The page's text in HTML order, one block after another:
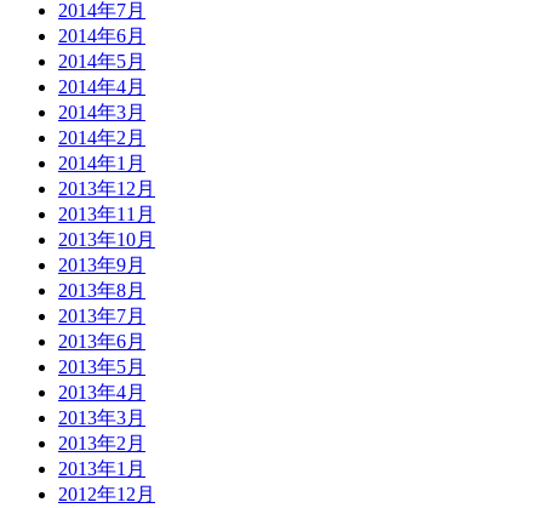
2014年7月
2014年6月
2014年5月
2014年4月
2014年3月
2014年2月
2014年1月
2013年12月
2013年11月
2013年10月
2013年9月
2013年8月
2013年7月
2013年6月
2013年5月
2013年4月
2013年3月
2013年2月
2013年1月
2012年12月